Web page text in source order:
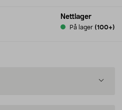
Nettlager
På lager (100+)